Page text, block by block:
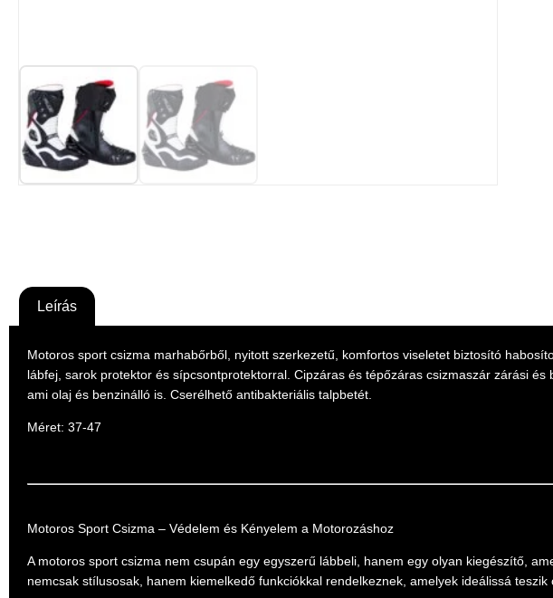
Leírás
Motoros sport csizma marhabőrből, nyitott szerkezetű, komfortos viseletet biztosító
lábfej, sarok protektor és sípcsontprotektorral. Cipzáras és tépőzáras csizmaszár zárási
ami olaj és benzinálló is. Cserélhető antibakteriális talpbetét.
Méret: 37-47
Motoros Sport Csizma – Védelem és Kényelem a Motorozáshoz
A motoros sport csizma nem csupán egy egyszerű lábbeli, hanem egy olyan kiegészítő,
nemcsak stílusosak, hanem kiemelkedő funkciókkal rendelkeznek, amelyek ideálissá